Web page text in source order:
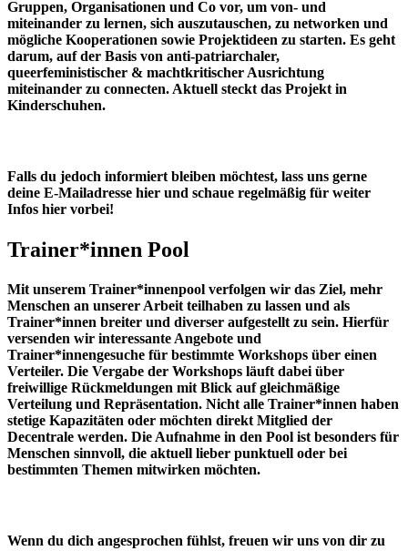
Gruppen, Organisationen und Co vor, um von- und
miteinander zu lernen, sich auszutauschen, zu networken und
mögliche Kooperationen sowie Projektideen zu starten. Es geht
darum, auf der Basis von anti-patriarchaler,
queerfeministischer & machtkritischer Ausrichtung
miteinander zu connecten. Aktuell steckt das Projekt in
Kinderschuhen.
Falls du jedoch informiert bleiben möchtest, lass uns gerne
deine E-Mailadresse hier und schaue regelmäßig für weiter
Infos hier vorbei!
Trainer*innen Pool
Mit unserem Trainer*innenpool verfolgen wir das Ziel, mehr
Menschen an unserer Arbeit teilhaben zu lassen und als
Trainer*innen breiter und diverser aufgestellt zu sein. Hierfür
versenden wir interessante Angebote und
Trainer*innengesuche für bestimmte Workshops über einen
Verteiler. Die Vergabe der Workshops läuft dabei über
freiwillige Rückmeldungen mit Blick auf gleichmäßige
Verteilung und Repräsentation. Nicht alle Trainer*innen haben
stetige Kapazitäten oder möchten direkt Mitglied der
Decentrale werden. Die Aufnahme in den Pool ist besonders für
Menschen sinnvoll, die aktuell lieber punktuell oder bei
bestimmten Themen mitwirken möchten.
Wenn du dich angesprochen fühlst, freuen wir uns von dir zu